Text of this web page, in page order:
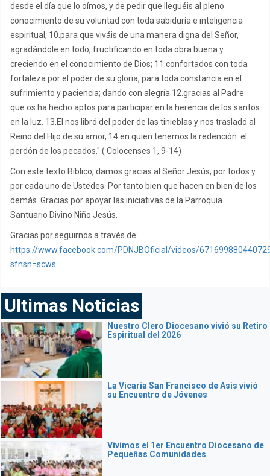
desde el día que lo oímos, y de pedir que lleguéis al pleno
conocimiento de su voluntad con toda sabiduría e inteligencia
espiritual, 10.para que viváis de una manera digna del Señor,
agradándole en todo, fructificando en toda obra buena y
creciendo en el conocimiento de Dios; 11.confortados con toda
fortaleza por el poder de su gloria, para toda constancia en el
sufrimiento y paciencia; dando con alegría 12.gracias al Padre
que os ha hecho aptos para participar en la herencia de los santos
en la luz. 13.El nos libró del poder de las tinieblas y nos trasladó al
Reino del Hijo de su amor, 14.en quien tenemos la redención: el
perdón de los pecados." ( Colocenses 1, 9-14)
Con este texto Bíblico, damos gracias al Señor Jesús, por todos y
por cada uno de Ustedes. Por tanto bien que hacen en bien de los
demás. Gracias por apoyar las iniciativas de la Parroquia
Santuario Divino Niño Jesús.
Gracias por seguirnos a través de:
https://www.facebook.com/PDNJBOficial/videos/
sfnsn=scws...
Ultimas Noticias
Nuestro Clero Diocesano vivió su Retiro
Espiritual del 2026
La Vicaría San Francisco de Asís vivió
su Encuentro de Jóvenes
Vivimos el 1er Encuentro Diocesano de
Pequeñas Comunidades